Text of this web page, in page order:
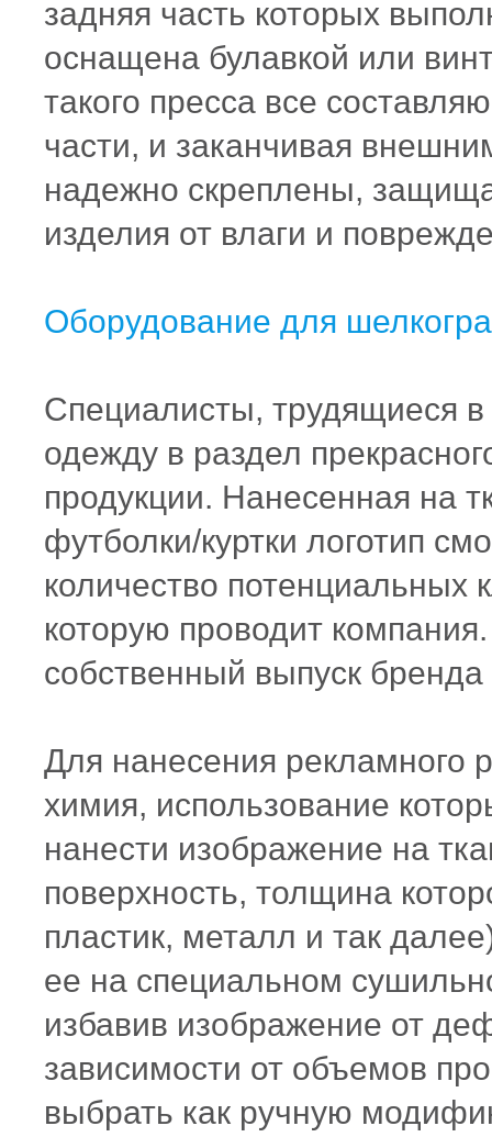
задняя часть которых
оснащена булавкой или
такого пресса все
части, и заканчивая
надежно скреплены,
изделия от влаги и
Оборудование для
Специалисты, трудящиеся
одежду в раздел
продукции. Нанесенная на
футболки/куртки логотип
количество потенциальных
которую проводит
собственный выпуск
Для нанесения рекламного
химия, использование
нанести изображение на
поверхность, толщина
пластик, металл и так
ее на специальном
избавив изображение от
зависимости от объемов
выбрать как ручную